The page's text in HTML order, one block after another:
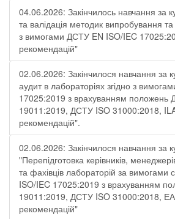
04.06.2026: Закінчилось навчання за
та валідація методик випробування та
з вимогами ДСТУ EN ISO/IEC
рекомендацій"
02.06.2026: Закінчилося навчання за
аудит в лабораторіях згідно з
17025:2019 з врахуванням положень
19011:2019, ДСТУ ISO 31000:2018,
рекомендацій".
02.06.2026: Закінчилося навчання за
"Перепідготовка керівників,
та фахівців лабораторій за
ISO/IEC 17025:2019 з врахуванням
19011:2019, ДСТУ ISO 31000:2018,
рекомендацій"